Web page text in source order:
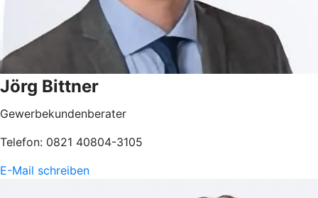
Jörg Bittner
Gewerbekundenberater
Telefon: 0821 40804-3105
E-Mail schreiben